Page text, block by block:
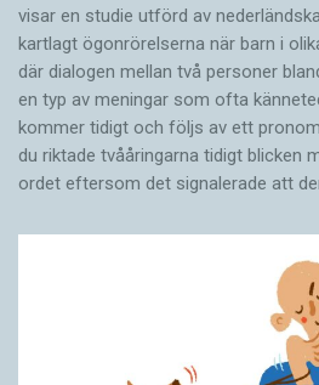
visar en studie utförd av
kartlagt ögonrörelserna när barn i
där dialogen mellan två personer
en typ av meningar som ofta
kommer tidigt och följs av ett
du riktade tvååringarna tidigt blicken
ordet eftersom det ­signalerade att